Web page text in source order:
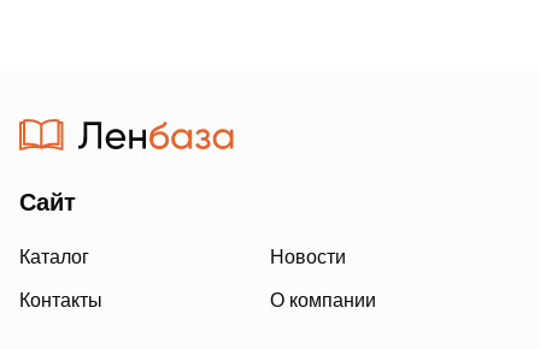
Сайт
Каталог Новости
Контакты О компании